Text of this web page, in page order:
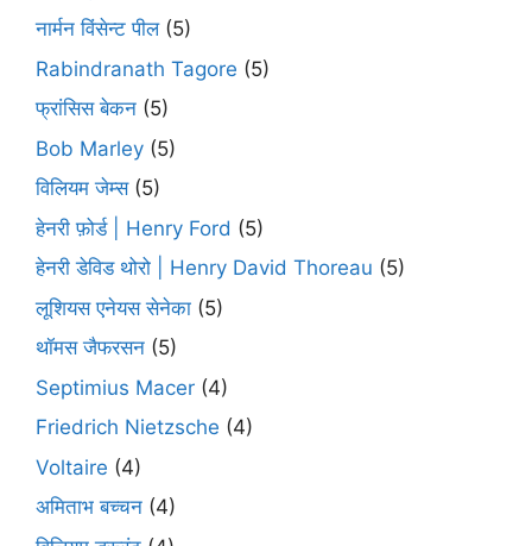
नार्मन विंसेन्ट पील(5)
Rabindranath Tagore (5)
फ्रांसिस बेकन (5)
Bob Marley (5)
विलियम जेम्स(5)
हेनरी फ़ोर्ड | Henry Ford (5)
हेनरी डेविड थोरो | Henry David Thoreau (5)
लूशियस एनेयस सेनेका (5)
थॉमस जैफरसन (5)
Septimius Macer (4)
Friedrich Nietzsche (4)
Voltaire (4)
अमिताभ बच्चन (4)